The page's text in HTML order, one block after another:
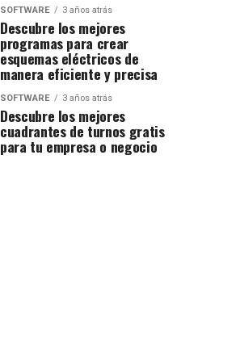
SOFTWARE 3 años atrás
Descubre los mejores
programas para crear
esquemas eléctricos de
manera eficiente y precisa
SOFTWARE 3 años atrás
Descubre los mejores
cuadrantes de turnos gratis
para tu empresa o negocio